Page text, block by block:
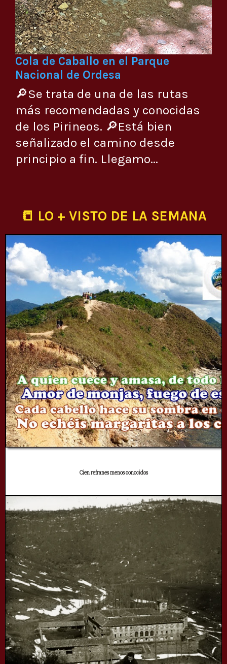
Cola de Caballo en el Parque
Nacional de Ordesa
🔎Se trata de una de las rutas
más recomendadas y conocidas
de los Pirineos. 🔎Está bien
señalizado el camino desde
principio a fin. Llegamo...
📒 LO + VISTO DE LA SEMANA
Cien refranes menos conocidos